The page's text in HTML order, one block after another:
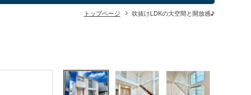
トップページ 吹抜けLDKの大空間と開放感♪